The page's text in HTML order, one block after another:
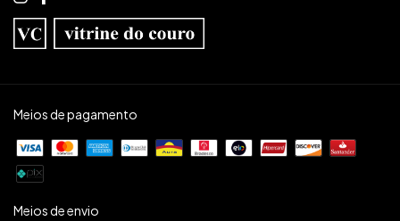
Meios de pagamento
Meios de envio